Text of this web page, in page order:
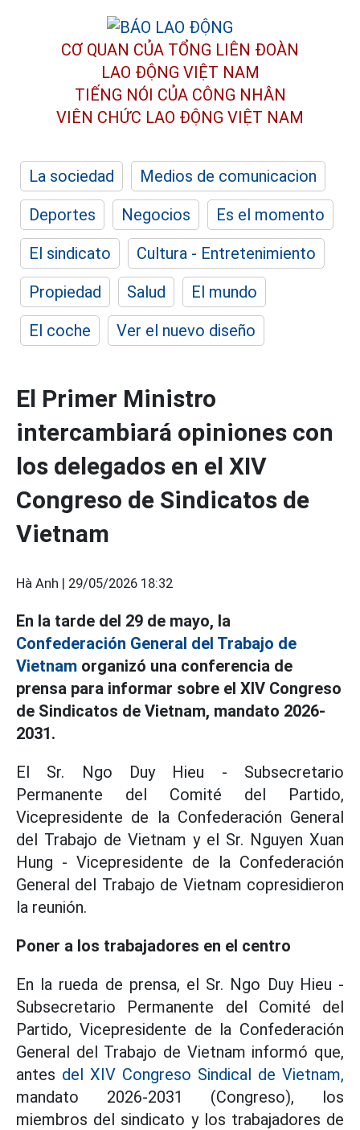
CƠ QUAN CỦA TỔNG LIÊN ĐOÀN
LAO ĐỘNG VIỆT NAM
TIẾNG NÓI CỦA CÔNG NHÂN
VIÊN CHỨC LAO ĐỘNG VIỆT NAM
La sociedad
Medios de comunicacion
Deportes
Negocios
Es el momento
El sindicato
Cultura - Entretenimiento
Propiedad
Salud
El mundo
El coche
Ver el nuevo diseño
El Primer Ministro
intercambiará opiniones con
los delegados en el XIV
Congreso de Sindicatos de
Vietnam
Hà Anh | 29/05/2026 18:32
En la tarde del 29 de mayo, la
Confederación General del Trabajo de
Vietnam organizó una conferencia de
prensa para informar sobre el XIV Congreso
de Sindicatos de Vietnam, mandato 2026-
2031.
El Sr. Ngo Duy Hieu - Subsecretario
Permanente del Comité del Partido,
Vicepresidente de la Confederación General
del Trabajo de Vietnam y el Sr. Nguyen Xuan
Hung - Vicepresidente de la Confederación
General del Trabajo de Vietnam copresidieron
la reunión.
Poner a los trabajadores en el centro
En la rueda de prensa, el Sr. Ngo Duy Hieu -
Subsecretario Permanente del Comité del
Partido, Vicepresidente de la Confederación
General del Trabajo de Vietnam informó que,
antes del XIV Congreso Sindical de Vietnam,
mandato 2026-2031 (Congreso), los
miembros del sindicato y los trabajadores de